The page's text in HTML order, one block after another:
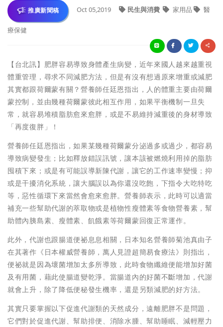
推廣新聞稿 Oct 05,2019 民生與消費 家用品 醫
療保健
【台北訊】肥胖容易導致身體產生病變，近年來國人越來越重視
體重管理，尋求不同減肥方法，但是有沒有想過原來增重或減肥
其實都跟荷爾蒙有關？營養師任廷恩指出，人的體重主要由荷爾
蒙控制，並由幾種荷爾蒙彼此相互作用，如果平衡機制一旦失
常，就容易堆積脂肪愈來愈胖，或是不易維持減重後的身材導致
「再度復胖」！
營養師任廷恩指出，如果某幾種荷爾蒙分泌過多或過少，都容易
導致病變發生；比如釋放錯誤訊號，讓本該被燃燒利用掉的脂肪
囤積下來；或是有可能誤導新陳代謝，讓它的工作速率變慢；抑
或是干擾消化系統，讓大腦誤以為你還沒吃飽，下指令大吃特吃
等，惡性循環下來當然會愈來愈胖。營養師表示，此時可以適當
補充一些幫助代謝的萃取物或是植物性瘦體素等食物營養素，幫
助體內胰島素、瘦體素、飢餓素等荷爾蒙回復正常運作。
此外，代謝也跟腸道便祕息息相關，日本知名營養師菊池真由子
在其著作《日本權威營養師，萬人見證超簡易食療法》則指出，
便祕就是因為壞菌增加太多所導致，此時食物纖維便能增加好菌
及有用菌，藉此使腸道變乾淨。當腸道內的好菌不斷增加，代謝
就會上升，除了降低便秘發生機率，還是另類減肥的好方法。
其實只要掌握以下促進代謝類的天然成分，遠離肥胖不是問題，
它們對於促進代謝、幫助排便、消除水腫、幫助睡眠、減輕壓力